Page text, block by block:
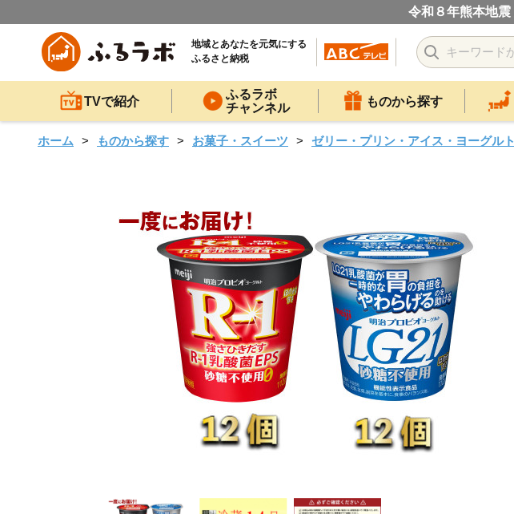
令和８年熊本地
地域とあなたを元気にする
ふるさと納税
TVで紹介
ふるラボ
チャンネル
ものから探す
ホーム ものから探す お菓子・スイーツ ゼリー・プリン・アイス・ヨーグルト